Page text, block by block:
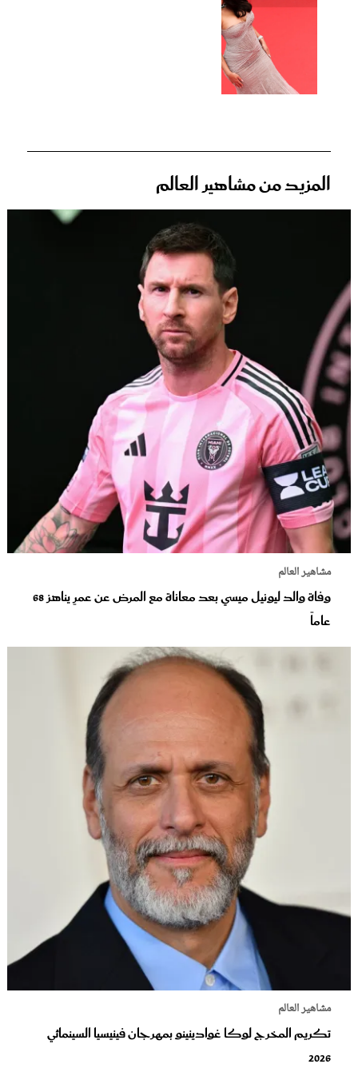
المزيد من مشاهير العالم
مشاهير العالم
وفاة والد ليونيل ميسي بعد معاناة مع المرض عن عمرٍ يناهز 68
عاماً
مشاهير العالم
تكريم المخرج لوكا غوادينينو بمهرجان فينيسيا السينمائي
2026